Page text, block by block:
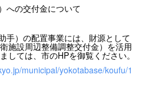
への交付金について
手）の配置事業には、財源として
施設周辺整備調整交付金）を活用
しては、市のHPを御覧ください。
municipal/yokotabase/koufu/1